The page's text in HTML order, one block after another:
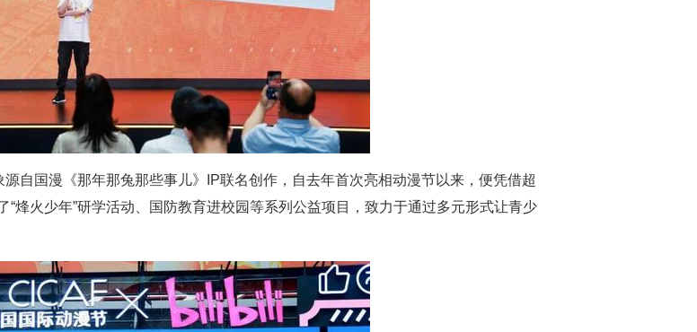
自国漫《那年那兔那些事儿》IP联名创作，自去年首次亮相动漫节以来，便凭借超
烽火少年”研学活动、国防教育进校园等系列公益项目，致力于通过多元形式让青少